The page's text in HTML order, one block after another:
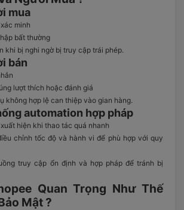
mua
minh
bất thường
khi bị nghi ngờ bị truy cập trái phép.
bán
lượt thích hoặc đánh giá
không hợp lệ can thiệp vào gian hàng.
automation hợp pháp
hiện khi thao tác quá nhanh
chỉnh tốc độ và hành vi để phù hợp với quy
truy cập ổn định và hợp pháp để tránh bị
Quan Trọng Như Thế
Mật ?